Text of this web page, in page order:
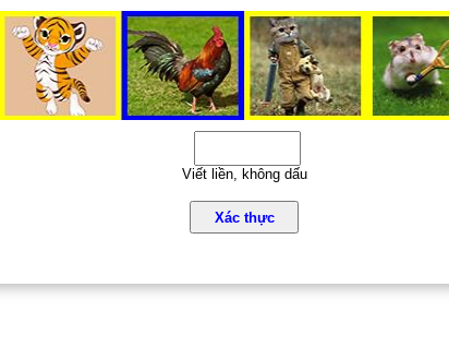
Viết liền, không dấu
Xác thực